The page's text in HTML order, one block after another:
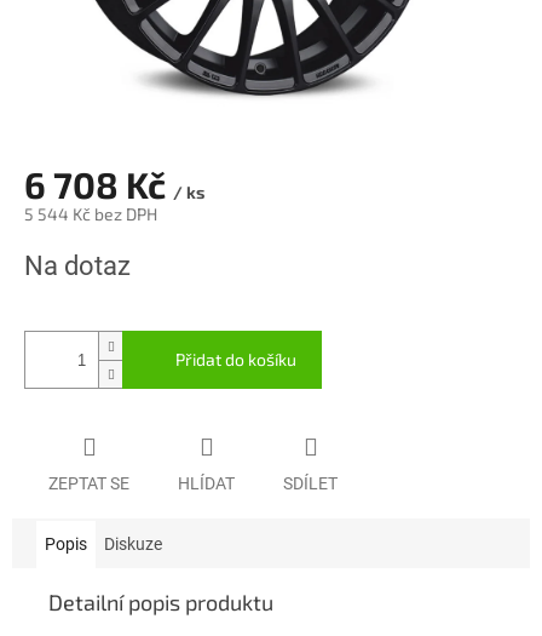
6 708 Kč / ks
5 544 Kč bez DPH
cena:
Na dotaz
Přidat do košíku
ZEPTAT SE HLÍDAT SDÍLET
Popis Diskuze
Detailní popis produktu